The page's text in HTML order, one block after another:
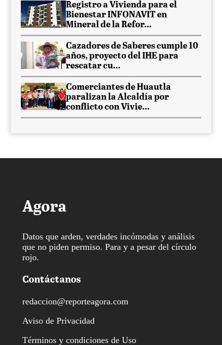
Registro a Vivienda para el
Bienestar INFONAVIT en
Mineral de la Refor...
Cazadores de Saberes cumple 10
años, proyecto del IHE para
rescatar cu...
Comerciantes de Huautla
paralizan la Alcaldía por
conflicto con Vivie...
Agora
Datos que arden, verdades incómodas y análisis
que no piden permiso. Para y a pesar del círculo
rojo.
Contáctanos
redaccion@reporteagora.com
Aviso de Privacidad
Términos y condiciones de Uso